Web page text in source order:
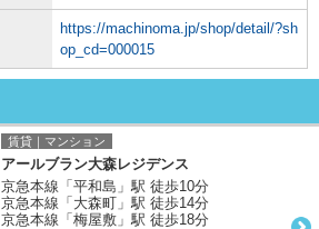
https://machinoma.jp/shop/detail/?sh
op_cd=000015
賃貸｜マンション
アールブラン大森レジデンス
京急本線「平和島」駅 徒歩10分
京急本線「大森町」駅 徒歩14分
京急本線「梅屋敷」駅 徒歩18分